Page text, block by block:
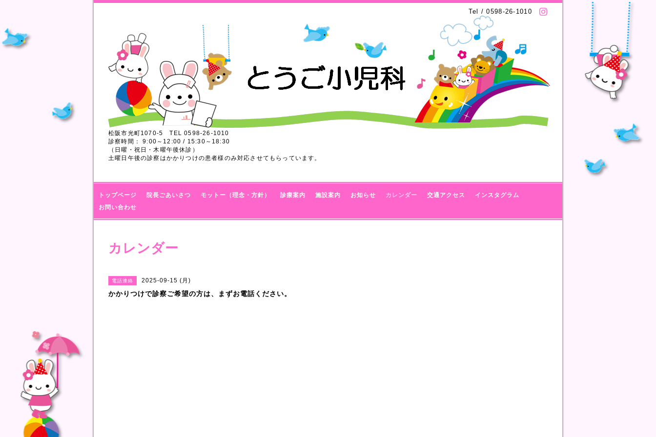
Tel / 0598-26-1010
松阪市光町1070-5 TEL 0598-26-1010
診察時間： 9:00～12:00 / 15:30～18:30
（日曜・祝日・木曜午後休診）
土曜日午後の診察はかかりつけの患者様のみ対応させてもらっています。
トップページ 院長ごあいさつ モットー（理念・方針） 診療案内 施設案内 お知らせ カレンダー 交通アクセス
インスタグラム
お問い合わせ
カレンダー
電話連絡 2025-09-15 (月)
かかりつけで診察ご希望の方は、まずお電話ください。